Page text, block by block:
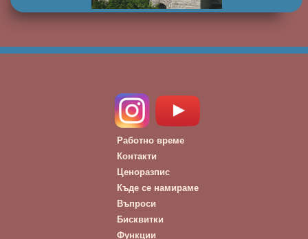
Работно време
Контакти
Ценоразпис
Къде се намираме
Въпроси
Бисквитки
Функции